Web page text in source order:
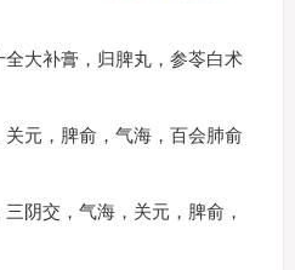
大补膏，归脾丸，参苓白术
元，脾俞，气海，百会肺俞
阴交，气海，关元，脾俞，